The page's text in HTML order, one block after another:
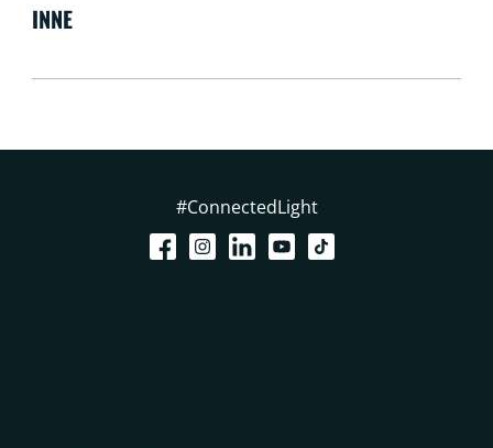
INNE
#ConnectedLight